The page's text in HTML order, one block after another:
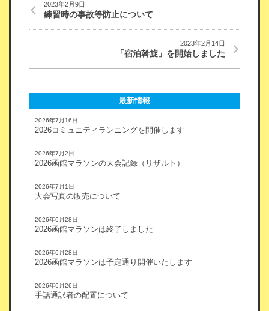
2023年2月9日
練習時の事故等防止について
2023年2月14日
「宿泊斡旋」を開始しました
最新情報
2026年7月16日
2026コミュニティランニングを開催します
2026年7月2日
2026函館マラソンの大会記録（リザルト）
2026年7月1日
大会写真の販売について
2026年6月28日
2026函館マラソンは終了しました
2026年6月28日
2026函館マラソンは予定通り開催いたします
2026年6月26日
手話通訳者の配置について